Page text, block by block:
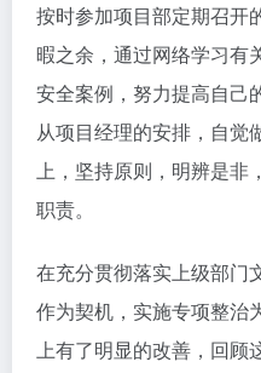
按时参加项目部定期召开
暇之余，通过网络学习有
安全案例，努力提高自己
从项目经理的安排，自觉
上，坚持原则，明辨是非
职责。
在充分贯彻落实上级部门
作为契机，实施专项整治
上有了明显的改善，回顾